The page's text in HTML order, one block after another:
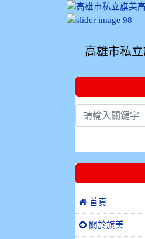
高雄市私
:::
 首頁
關於旗美